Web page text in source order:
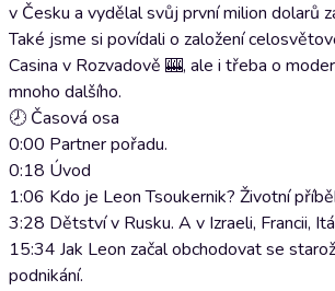
v Česku a vydělal svůj první milion dolarů
Také jsme si povídali o založení
Casina v Rozvadově 🎰, ale i třeba o
mnoho dalšího.
🕗 Časová osa
0:00 Partner pořadu.
0:18 Úvod
1:06 Kdo je Leon Tsoukernik? Životní
3:28 Dětství v Rusku. A v Izraeli, Francii,
15:34 Jak Leon začal obchodovat se
podnikání.